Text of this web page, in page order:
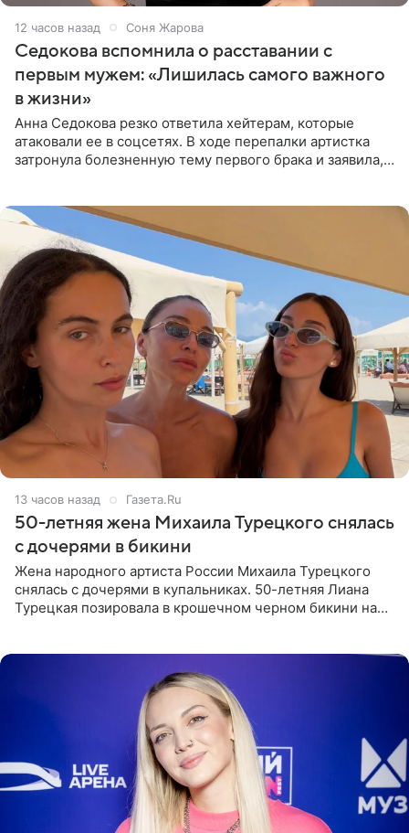
12 часов назад Соня Жарова
Седокова вспомнила о расставании с
первым мужем: «Лишилась самого важного
в жизни»
Анна Седокова резко ответила хейтерам, которые
атаковали ее в соцсетях. В ходе перепалки артистка
затронула болезненную тему первого брака и заявила,
13 часов назад Газета.Ru
50-летняя жена Михаила Турецкого снялась
с дочерями в бикини
Жена народного артиста России Михаила Турецкого
снялась с дочерями в купальниках. 50-летняя Лиана
Турецкая позировала в крошечном черном бикини на